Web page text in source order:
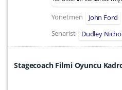
Yönetmen
John Ford
Senarist
Dudley
Stagecoach Filmi Oyuncu